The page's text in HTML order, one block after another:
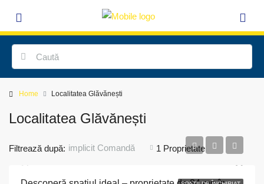
Home Localitatea Glăvănești
Localitatea Glăvănești
1 Proprietate
Filtrează după: implicit Comandă